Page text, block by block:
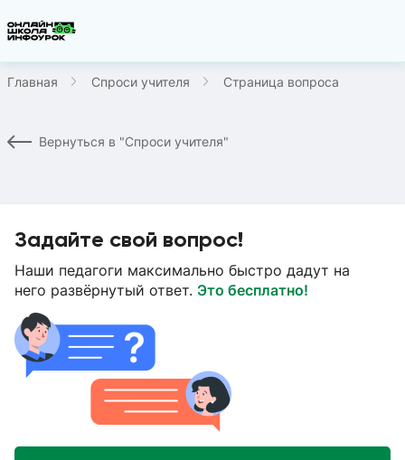
Главная Спроси учителя Страница вопроса
Вернуться в "Спроси учителя"
Задайте свой вопрос!
Наши педагоги максимально быстро дадут на
него развёрнутый ответ. Это бесплатно!